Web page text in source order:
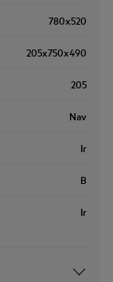
780x520
205x750x490
205
Nav
Ir
B
Ir